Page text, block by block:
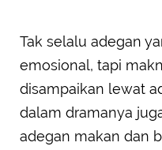
Tak selalu adegan
emosional, tapi
disampaikan lewat
dalam dramanya
adegan makan dan